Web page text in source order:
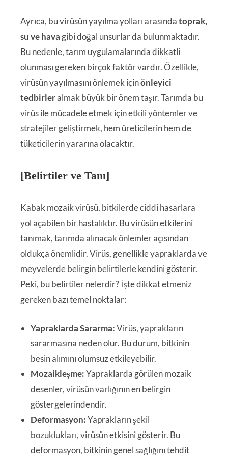
Ayrıca, bu virüsün yayılma yolları arasındatoprak,
su ve hava gibi doğal unsurlar da bulunmaktadır.
Bu nedenle, tarım uygulamalarında dikkatli
olunması gereken birçok faktör vardır. Özellikle,
virüsün yayılmasını önlemek içinönleyici
tedbirleralmak büyük bir önem taşır. Tarımda bu
virüs ile mücadele etmek için etkili yöntemler ve
stratejiler geliştirmek, hem üreticilerin hem de
tüketicilerin yararına olacaktır.
[Belirtiler ve Tanı]
Kabak mozaik virüsü, bitkilerde ciddi hasarlara
yol açabilen bir hastalıktır. Bu virüsün etkilerini
tanımak, tarımda alınacak önlemler açısından
oldukça önemlidir. Virüs, genellikle yapraklarda ve
meyvelerde belirgin belirtilerle kendini gösterir.
Peki, bu belirtiler nelerdir? İşte dikkat etmeniz
gereken bazı temel noktalar:
Yapraklarda Sararma:Virüs, yaprakların
sararmasına neden olur. Bu durum, bitkinin
besin alımını olumsuz etkileyebilir.
Mozaikleşme:Yapraklarda görülen mozaik
desenler, virüsün varlığının en belirgin
göstergelerindendir.
Deformasyon:Yaprakların şekil
bozuklukları, virüsün etkisini gösterir. Bu
deformasyon, bitkinin genel sağlığını tehdit